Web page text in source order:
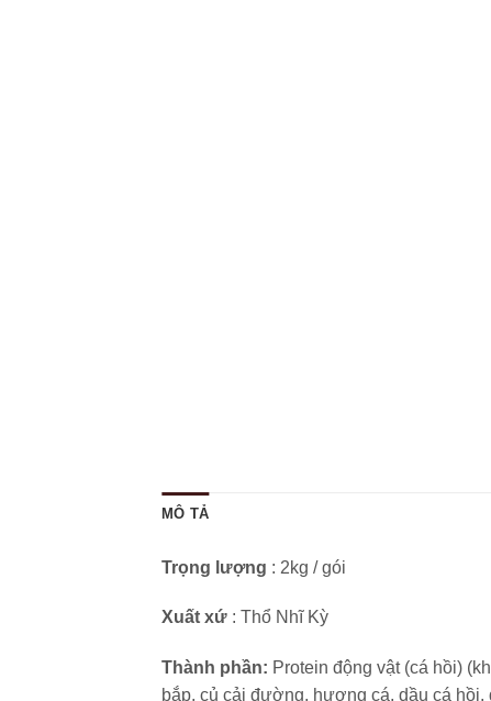
MÔ TẢ
Trọng lượng : 2kg / gói
Xuất xứ : Thổ Nhĩ Kỳ
Thành phần: Protein động vật (cá hồi)
bắp, củ cải đường, hương cá, dầu cá hồi,